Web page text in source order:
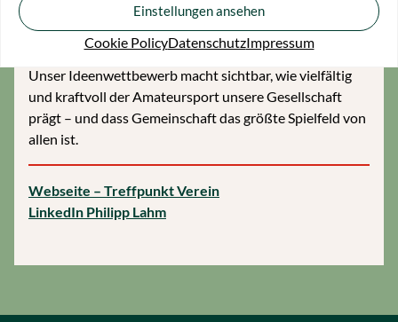
Einstellungen ansehen
Cookie PolicyDatenschutzImpressum
und fördert Vereine, die sich mit ihren Ideen für
gesellschaftlichen Zusammenhalt und Gemeinschaft
einsetzen und so auch unsere Demokratie stärken.
Unser Ideenwettbewerb macht sichtbar, wie vielfältig
und kraftvoll der Amateursport unsere Gesellschaft
prägt – und dass Gemeinschaft das größte Spielfeld von
allen ist.
Webseite – Treffpunkt Verein
LinkedIn Philipp Lahm